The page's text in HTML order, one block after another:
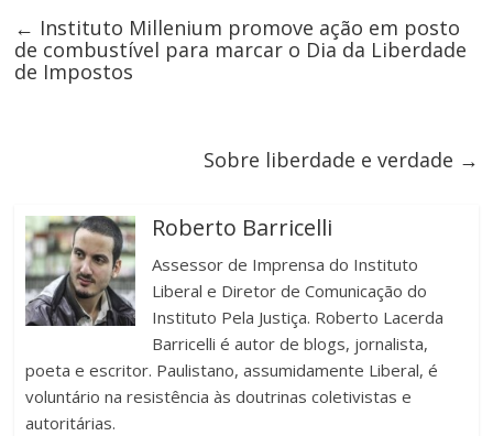
← Instituto Millenium promove ação em posto
de combustível para marcar o Dia da Liberdade
de Impostos
Sobre liberdade e verdade →
Roberto Barricelli
Assessor de Imprensa do Instituto
Liberal e Diretor de Comunicação do
Instituto Pela Justiça. Roberto Lacerda
Barricelli é autor de blogs, jornalista,
poeta e escritor. Paulistano, assumidamente Liberal, é
voluntário na resistência às doutrinas coletivistas e
autoritárias.